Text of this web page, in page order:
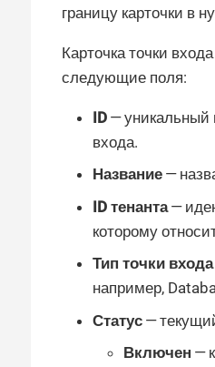
границу карточки в
Карточка точки
следующие поля:
ID — уникальный
входа.
Название —
ID тенанта—
которому
Тип точки входа
например,
Статус —
Включен —